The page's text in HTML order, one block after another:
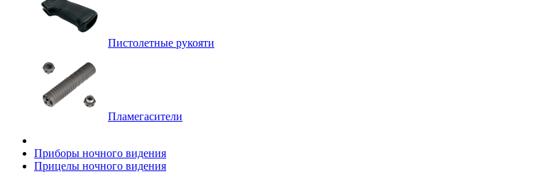
Пистолетные рукояти
Пламегасители
Приборы ночного видения
Прицелы ночного видения